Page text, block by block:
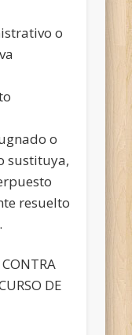
o
o
sustituya,
resuelto
DE